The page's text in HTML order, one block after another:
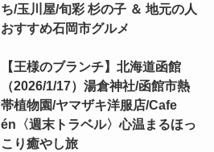
ち/玉川屋/旬彩 杉の子 ＆ 地元の人
おすすめ石岡市グルメ
【王様のブランチ】北海道函館
（2026/1/17）湯倉神社/函館市熱
帯植物園/ヤマザキ洋服店/Cafe
én〈週末トラベル〉心温まるほっ
こり癒やし旅